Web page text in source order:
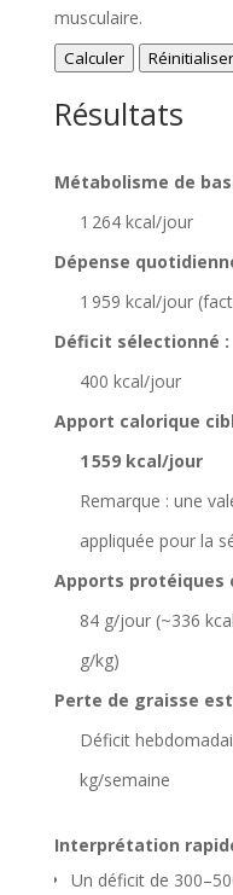
musculaire.
Calculer Réinitialiser
Résultats
Métabolisme de
1 264 kcal/jour
Dépense
1 959 kcal/jour
Déficit sélectionné :
400 kcal/jour
Apport calorique
1 559 kcal/jour
Remarque : une
appliquée pour la
Apports protéiques
84 g/jour (~336
g/kg)
Perte de graisse
Déficit
kg/semaine
Interprétation
Un déficit de